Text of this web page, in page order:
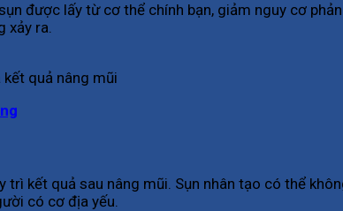
được lấy từ cơ thể chính bạn, giảm nguy cơ
xảy ra.
quả nâng mũi
kết quả sau nâng mũi. Sụn nhân tạo có thể
có cơ địa yếu.